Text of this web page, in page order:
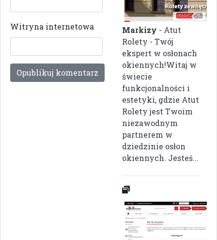
Witryna internetowa Markizy - Atut
Rolety - Twój
ekspert w osłonach
okiennych!Witaj w
świecie
funkcjonalności i
estetyki, gdzie Atut
Rolety jest Twoim
niezawodnym
partnerem w
dziedzinie osłon
okiennych. Jesteś...